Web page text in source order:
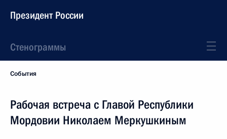
Президент России
Стенограммы
События
Рабочая встреча с Главой Республики
Мордовии Николаем Меркушкиным